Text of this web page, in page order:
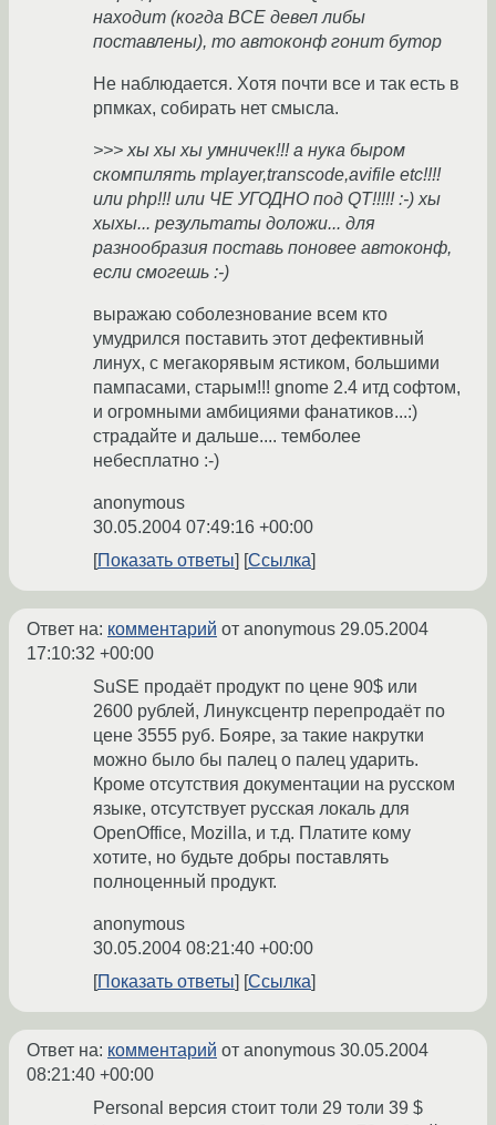
находит (когда ВСЕ девел либы
поставлены), то автоконф гонит бутор
Не наблюдается. Хотя почти все и так есть в
рпмках, собирать нет смысла.
>>> хы хы хы умничек!!! а нука быром
скомпилять mplayer,transcode,avifile etc!!!!
или php!!! или ЧЕ УГОДНО под QT!!!!! :-) хы
хыхы... результаты доложи... для
разнообразия поставь поновее автоконф,
если смогешь :-)
выражаю соболезнование всем кто
умудрился поставить этот дефективный
линух, с мегакорявым ястиком, большими
пампасами, старым!!! gnome 2.4 итд cофтом,
и огромными амбициями фанатиков...:)
страдайте и дальше.... темболее
небесплатно :-)
anonymous
30.05.2004 07:49:16 +00:00
Показать ответы
Ссылка
Ответ на: комментарий от anonymous 29.05.2004
17:10:32 +00:00
SuSE продаёт продукт по цене 90$ или
2600 рублей, Линуксцентр перепродаёт по
цене 3555 руб. Бояре, за такие накрутки
можно было бы палец о палец ударить.
Кроме отсутствия документации на русском
языке, отсутствует русская локаль для
OpenOffice, Mozilla, и т.д. Платите кому
хотите, но будьте добры поставлять
полноценный продукт.
anonymous
30.05.2004 08:21:40 +00:00
Показать ответы
Ссылка
Ответ на: комментарий от anonymous 30.05.2004
08:21:40 +00:00
Personal версия стоит толи 29 толи 39 $